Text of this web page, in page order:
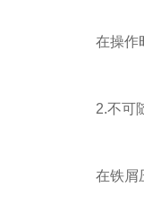
在操作时
2.不可随
在铁屑压